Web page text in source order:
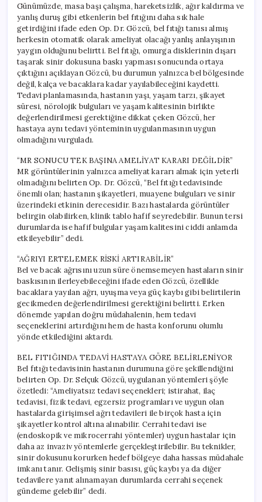
Günümüzde, masa başı çalışma, hareketsizlik, ağır kaldırma ve
yanlış duruş gibi etkenlerin bel fıtığını daha sık hale
getirdiğini ifade eden Op. Dr. Gözcü, bel fıtığı tanısı almış
herkesin otomatik olarak ameliyat olacağı yanlış anlayışının
yaygın olduğunu belirtti. Bel fıtığı, omurga disklerinin dışarı
taşarak sinir dokusuna baskı yapması sonucunda ortaya
çıktığını açıklayan Gözcü, bu durumun yalnızca bel bölgesinde
değil, kalça ve bacaklara kadar yayılabileceğini kaydetti.
Tedavi planlamasında, hastanın yaşı, yaşam tarzı, şikayet
süresi, nörolojik bulguları ve yaşam kalitesinin birlikte
değerlendirilmesi gerektiğine dikkat çeken Gözcü, her
hastaya aynı tedavi yönteminin uygulanmasının uygun
olmadığını vurguladı.
“MR SONUCU TEK BAŞINA AMELİYAT KARARI DEĞİLDİR”
MR görüntülerinin yalnızca ameliyat kararı almak için yeterli
olmadığını belirten Op. Dr. Gözcü, “Bel fıtığı tedavisinde
önemli olan; hastanın şikayetleri, muayene bulguları ve sinir
üzerindeki etkinin derecesidir. Bazı hastalarda görüntüler
belirgin olabilirken, klinik tablo hafif seyredebilir. Bunun tersi
durumlarda ise hafif bulgular yaşam kalitesini ciddi anlamda
etkileyebilir” dedi.
“AĞRIYI ERTELEMEK RİSKİ ARTIRABİLİR”
Bel ve bacak ağrısını uzun süre önemsemeyen hastaların sinir
baskısının ilerleyebileceğini ifade eden Gözcü, özellikle
bacaklara yayılan ağrı, uyuşma veya güç kaybı gibi belirtilerin
gecikmeden değerlendirilmesi gerektiğini belirtti. Erken
dönemde yapılan doğru müdahalenin, hem tedavi
seçeneklerini artırdığını hem de hasta konforunu olumlu
yönde etkilediğini aktardı.
BEL FITIĞINDA TEDAVİ HASTAYA GÖRE BELİRLENİYOR
Bel fıtığı tedavisinin hastanın durumuna göre şekillendiğini
belirten Op. Dr. Selçuk Gözcü, uygulanan yöntemleri şöyle
özetledi: “Ameliyatsız tedavi seçenekleri; istirahat, ilaç
tedavisi, fizik tedavi, egzersiz programları ve uygun olan
hastalarda girişimsel ağrı tedavileri ile birçok hasta için
şikayetler kontrol altına alınabilir. Cerrahi tedavi ise
(endoskopik ve mikrocerrahi yöntemler) uygun hastalar için
daha az invaziv yöntemlerle gerçekleştirilebilir. Bu teknikler,
sinir dokusunu korurken hedef bölgeye daha hassas müdahale
imkanı tanır. Gelişmiş sinir basısı, güç kaybı ya da diğer
tedavilere yanıt alınamayan durumlarda cerrahi seçenek
gündeme gelebilir” dedi.